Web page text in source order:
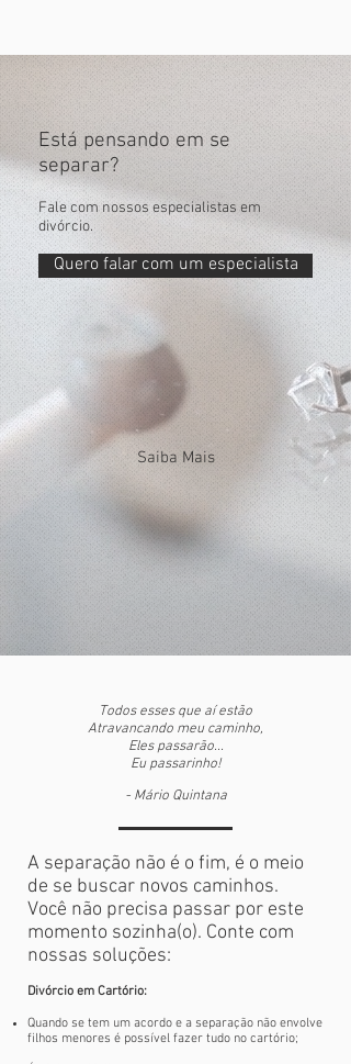
Está pensando em se
separar?
Fale com nossos especialistas em
divórcio.
Quero falar com um especialista
Saiba Mais
Todos esses que aí estão
Atravancando meu caminho,
Eles passarão...
Eu passarinho!
- Mário Quintana
A separação não é o fim, é o meio
de se buscar novos caminhos.
Você não precisa passar por este
momento sozinha(o). Conte com
nossas soluções:
Divórcio em Cartório:
Quando se tem um acordo e a separação não envolve
filhos menores é possível fazer tudo no cartório;